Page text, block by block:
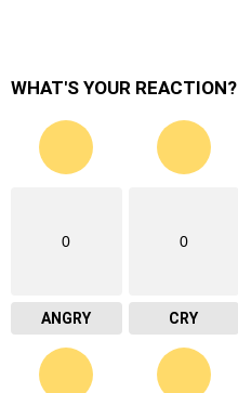
WHAT'S YOUR REACTION?
0
ANGRY
0
CRY